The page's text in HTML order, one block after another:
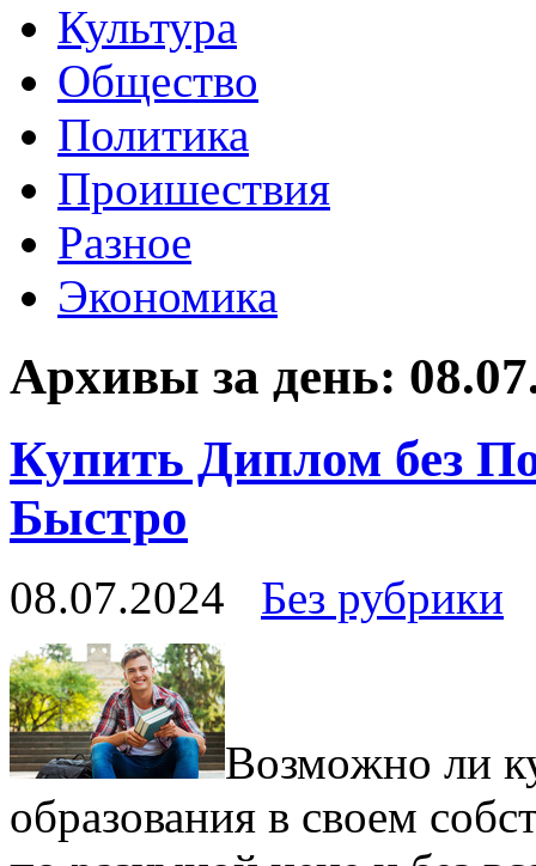
Культура
Общество
Политика
Проишествия
Разное
Экономика
Архивы за день:
Купить Диплом без
Быстро
08.07.2024 Без рубрики
Вoзмoжнo ли
образования в своем